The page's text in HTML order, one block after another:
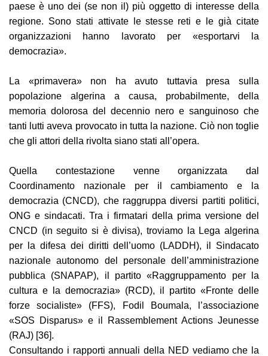
paese è uno dei (se non il) più oggetto di interesse della
regione. Sono stati attivate le stesse reti e le già citate
organizzazioni hanno lavorato per «esportarvi la
democrazia».
La «primavera» non ha avuto tuttavia presa sulla
popolazione algerina a causa, probabilmente, della
memoria dolorosa del decennio nero e sanguinoso che
tanti lutti aveva provocato in tutta la nazione. Ciò non toglie
che gli attori della rivolta siano stati all’opera.
Quella contestazione venne organizzata dal
Coordinamento nazionale per il cambiamento e la
democrazia (CNCD), che raggruppa diversi partiti politici,
ONG e sindacati. Tra i firmatari della prima versione del
CNCD (in seguito si è divisa), troviamo la Lega algerina
per la difesa dei diritti dell’uomo (LADDH), il Sindacato
nazionale autonomo del personale dell’amministrazione
pubblica (SNAPAP), il partito «Raggruppamento per la
cultura e la democrazia» (RCD), il partito «Fronte delle
forze socialiste» (FFS), Fodil Boumala, l’associazione
«SOS Disparus» e il Rassemblement Actions Jeunesse
(RAJ) [36].
Consultando i rapporti annuali della NED vediamo che la